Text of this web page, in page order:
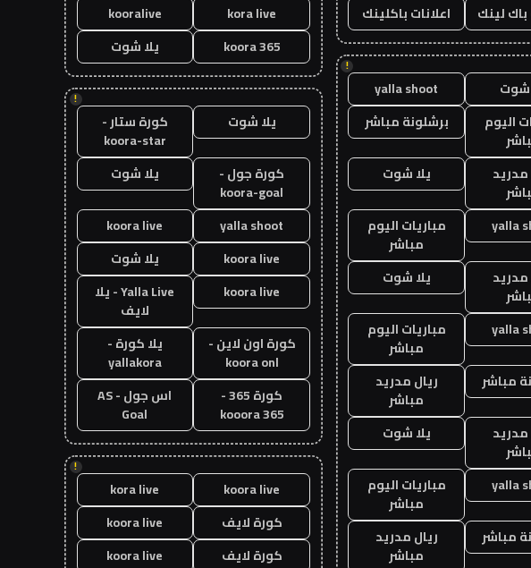
باك لينك
اعلانات باكلينك
!
شوت
yalla shoot
اليوم
برشلونة مباشر
مدريد
يلا شوت
yalla
مباريات اليوم
مباشر
مدريد
يلا شوت
yalla
مباريات اليوم
مباشر
مباشر
ريال مدريد
مباشر
مدريد
يلا شوت
yalla
مباريات اليوم
مباشر
مباشر
ريال مدريد
مباشر
kora live
kooralive
koora 365
يلا شوت
!
يلا شوت
كورة ستار -
koora-star
كورة جول -
koora-goal
يلا شوت
yalla shoot
koora live
koora live
يلا شوت
koora live
Yalla Live - يلا
لايف
كورة اون لاين -
koora onl
يلا كورة -
yallakora
كورة 365 -
kooora 365
اس جول - AS
Goal
!
koora live
kora live
كورة لايف
koora live
كورة لايف
koora live